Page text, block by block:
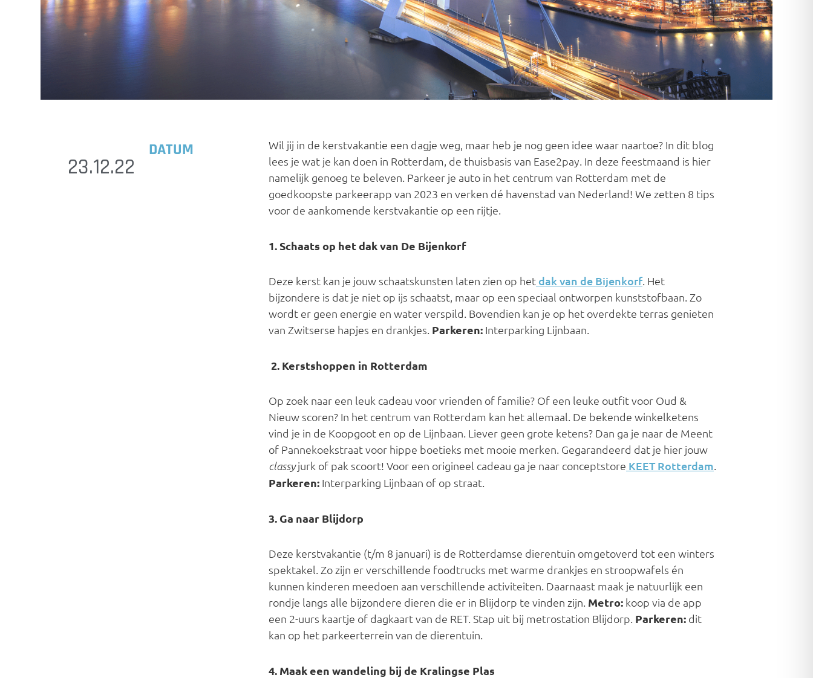
DATUM
23.12.22
Wil jij in de kerstvakantie een dagje weg, maar heb je nog geen idee waar naartoe? In dit blog
lees je wat je kan doen in Rotterdam, de thuisbasis van Ease2pay. In deze feestmaand is hier
namelijk genoeg te beleven. Parkeer je auto in het centrum van Rotterdam met de
goedkoopste parkeerapp van 2023 en verken dé havenstad van Nederland! We zetten 8 tips
voor de aankomende kerstvakantie op een rijtje.
1. Schaats op het dak van De Bijenkorf
Deze kerst kan je jouw schaatskunsten laten zien op het dak van de Bijenkorf. Het
bijzondere is dat je niet op ijs schaatst, maar op een speciaal ontworpen kunststofbaan. Zo
wordt er geen energie en water verspild. Bovendien kan je op het overdekte terras genieten
van Zwitserse hapjes en drankjes. Parkeren: Interparking Lijnbaan.
2. Kerstshoppen in Rotterdam
Op zoek naar een leuk cadeau voor vrienden of familie? Of een leuke outfit voor Oud &
Nieuw scoren? In het centrum van Rotterdam kan het allemaal. De bekende winkelketens
vind je in de Koopgoot en op de Lijnbaan. Liever geen grote ketens? Dan ga je naar de Meent
of Pannekoekstraat voor hippe boetieks met mooie merken. Gegarandeerd dat je hier jouw
classyjurk of pak scoort! Voor een origineel cadeau ga je naar conceptstore KEET Rotterdam.
Parkeren: Interparking Lijnbaan of op straat.
3. Ga naar Blijdorp
Deze kerstvakantie (t/m 8 januari) is de Rotterdamse dierentuin omgetoverd tot een winters
spektakel. Zo zijn er verschillende foodtrucks met warme drankjes en stroopwafels én
kunnen kinderen meedoen aan verschillende activiteiten. Daarnaast maak je natuurlijk een
rondje langs alle bijzondere dieren die er in Blijdorp te vinden zijn. Metro: koop via de app
een 2-uurs kaartje of dagkaart van de RET. Stap uit bij metrostation Blijdorp. Parkeren: dit
kan op het parkeerterrein van de dierentuin.
4. Maak een wandeling bij de Kralingse Plas